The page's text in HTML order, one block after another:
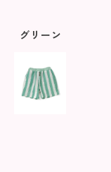
グリーン